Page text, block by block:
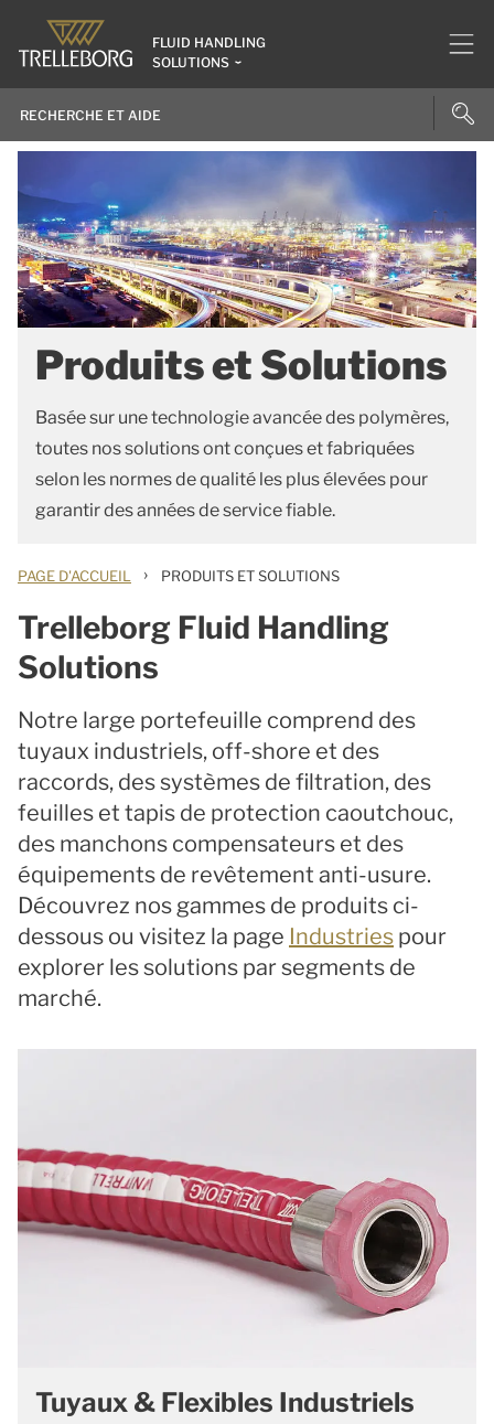
FLUID HANDLING
SOLUTIONS
Produits et Solutions
Basée sur une technologie avancée des polymères,
toutes nos solutions ont conçues et fabriquées
selon les normes de qualité les plus élevées pour
garantir des années de service fiable.
PAGE D'ACCUEIL › PRODUITS ET SOLUTIONS
Trelleborg Fluid Handling
Solutions
Notre large portefeuille comprend des
tuyaux industriels, off-shore et des
raccords, des systèmes de filtration, des
feuilles et tapis de protection caoutchouc,
des manchons compensateurs et des
équipements de revêtement anti-usure.
Découvrez nos gammes de produits ci-
dessous ou visitez la page Industries pour
explorer les solutions par segments de
marché.
Tuyaux & Flexibles Industriels